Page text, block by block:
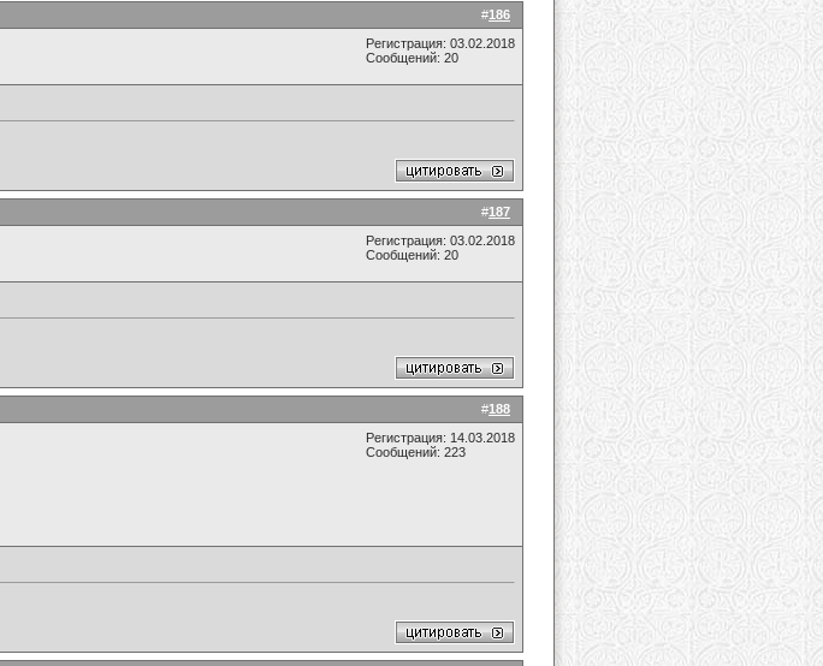
#186
Регистрация: 03.02.2018
Сообщений: 20
#187
Регистрация: 03.02.2018
Сообщений: 20
#188
Регистрация: 14.03.2018
Сообщений: 223